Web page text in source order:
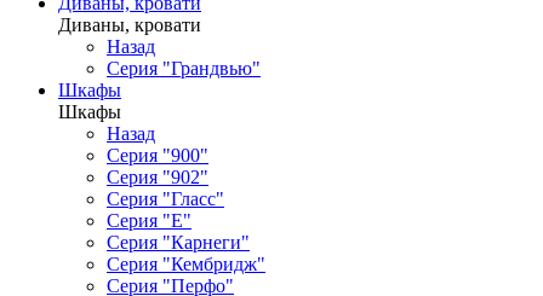
Диваны, кровати
Назад
Серия "Грандвью"
Шкафы
Шкафы
Назад
Серия "900"
Серия "902"
Серия "Гласс"
Серия "Е"
Серия "Карнеги"
Серия "Кембридж"
Серия "Перфо"